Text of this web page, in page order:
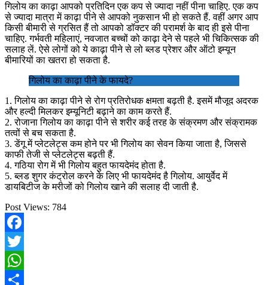
गिलोय का काढ़ा आपको प्रतिदिन एक कप से ज्यादा नहीं पीना चाहिए. एक कप
से ज्यादा मात्रा में काढ़ा पीने से आपको नुकसान भी हो सकते हैं. वहीं अगर आप
किसी बीमारी से ग्रसित हैं तो आपको डॉक्टर की परामर्श के बाद ही इसे पीना
चाहिए. गर्भवती महिलाएं, नवजात बच्चों को काढ़ा देने से पहले भी चिकित्सक की
सलाह लें. ऐसे लोगों को ये काढ़ा पीने से लो ब्लड प्रेशर और ऑटो इम्यून
बीमारियों का खतरा हो सकता है.
गिलोय का काढ़ा पीने के फायदे?
1. गिलोय का काढ़ा पीने से रोग प्रतिरोधक क्षमता बढ़ती है. इसमें मौजूद अदरक
और हल्दी मिलकर इम्यूनिटी बढ़ाने का काम करते हैं.
2. रोजाना गिलोय का काढ़ा पीने से शरीर कई तरह के संक्रमण और संक्रामक
तत्वों से बच सकता है.
3. डेंगू में प्लेटलेट्स कम होने पर भी गिलोय का सेवन किया जाता है, जिससे
काफी तेजी से प्लेटलेट्स बढ़ती हैं.
4. गठिया रोग में भी गिलोय बहुत फायदेमंद होता है.
5. ब्लड शुगर कंट्रोल करने के लिए भी फायदेमंद है गिलोय. आयुर्वेद में
डायबिटीज के मरीजों को गिलोय खाने की सलाह दी जाती है.
Post Views: 784
Facebook
Twitter
WhatsApp